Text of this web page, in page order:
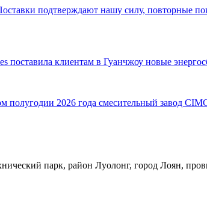
подтверждают нашу силу, повторные
клиентам в Гуанчжоу новые
2026 года смесительный завод
парк, район Луолонг, город Лоян,